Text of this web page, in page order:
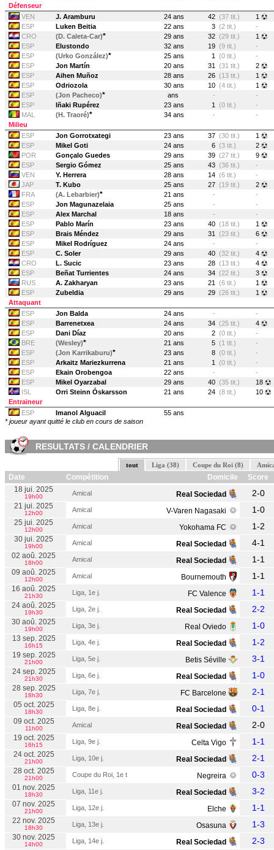
Défenseur
VEN
J. Aramburu 24 ans 42 (37 tit.)
1
ESP
Luken Beitia 22 ans 3 (2 tit.)
-
CRO
(D. Caleta-Car)* 29 ans 32 (29 tit.)
1
ESP
Elustondo 32 ans 19 (9 tit.)
-
ESP
(Urko González)* 25 ans 1 (0 tit.)
-
ESP
Jon Martín 20 ans 31 (31 tit.)
2
ESP
Aihen Muñoz 28 ans 26 (13 tit.)
1
ESP
Odriozola 30 ans 10 (4 tit.)
1
ESP
(Jon Pacheco)* ans -
-
ESP
Iñaki Rupérez 23 ans 1 (0 tit.)
-
MAL
(H. Traoré)* 34 ans -
-
Milieu
ESP
Jon Gorrotxategi 23 ans 37 (30 tit.)
1
ESP
Mikel Goti 24 ans 6 (3 tit.)
2
POR
Gonçalo Guedes 29 ans 39 (27 tit.)
9
ESP
Sergio Gómez 25 ans 43 (36 tit.)
-
VEN
Y. Herrera 28 ans 14 (6 tit.)
-
JAP
T. Kubo 25 ans 27 (19 tit.)
2
FRA
(A. Lebarbier)* 21 ans -
-
ESP
Jon Magunazelaia 25 ans -
-
ESP
Alex Marchal 18 ans -
-
ESP
Pablo Marín 23 ans 40 (18 tit.)
1
ESP
Brais Méndez 29 ans 31 (23 tit.)
6
ESP
Mikel Rodríguez 24 ans -
-
ESP
C. Soler 29 ans 40 (32 tit.)
4
CRO
L. Sucic 23 ans 28 (13 tit.)
4
ESP
Beñat Turrientes 24 ans 34 (22 tit.)
3
RUS
A. Zakharyan 23 ans 21 (6 tit.)
1
ESP
Zubeldia 29 ans 29 (26 tit.)
1
Attaquant
ESP
Jon Balda 24 ans -
-
ESP
Barrenetxea 24 ans 34 (25 tit.)
4
ESP
Dani Díaz 20 ans 2 (0 tit.)
-
BRE
(Wesley)* 21 ans 5 (1 tit.)
-
ESP
(Jon Karrikaburu)* 23 ans 8 (0 tit.)
-
ESP
Arkaitz Mariezkurrena 21 ans 1 (0 tit.)
-
ESP
Ekain Orobengoa 22 ans -
-
ESP
Mikel Oyarzabal 29 ans 40 (35 tit.)
18
ISL
Orri Steinn Óskarsson 21 ans 24 (8 tit.)
10
Entraineur
ESP
Imanol Alguacil
55 ans
* joueur ayant quitté le club en cours de saison
RESULTATS / CALENDRIER
tout Liga (38) Coupe du Roi (8)
Date Compétition Domicile
Score
18 jui. 2025
19h00 Amical Real Sociedad 2-0
21 jui. 2025
12h00 Amical V-Varen Nagasaki 1-0
25 jui. 2025
12h00 Amical Yokohama FC 1-2
30 jui. 2025
19h00 Amical Real Sociedad 4-1
02 aoû. 2025
18h00 Amical Real Sociedad 1-1
09 aoû. 2025
12h00 Amical Bournemouth 1-1
16 aoû. 2025
21h30 Liga, 1e j. FC Valence 1-1
24 aoû. 2025
19h30 Liga, 2e j. Real Sociedad 2-2
30 aoû. 2025
19h00 Liga, 3e j. Real Oviedo 1-0
13 sep. 2025
16h15 Liga, 4e j. Real Sociedad 1-2
19 sep. 2025
21h00 Liga, 5e j. Betis Séville 3-1
24 sep. 2025
21h30 Liga, 6e j. Real Sociedad 1-0
28 sep. 2025
18h30 Liga, 7e j. FC Barcelone 2-1
05 oct. 2025
18h30 Liga, 8e j. Real Sociedad 0-1
09 oct. 2025
11h00 Amical Real Sociedad 2-0
19 oct. 2025
16h15 Liga, 9e j. Celta Vigo 1-1
24 oct. 2025
21h00 Liga, 10e j. Real Sociedad 2-1
28 oct. 2025
21h00 Coupe du Roi, 1e t Negreira 0-3
01 nov. 2025
18h30 Liga, 11e j. Real Sociedad 3-2
07 nov. 2025
21h00 Liga, 12e j. Elche 1-1
22 nov. 2025
18h30 Liga, 13e j. Osasuna 1-3
30 nov. 2025
14h00 Liga, 14e j. Real Sociedad 2-3